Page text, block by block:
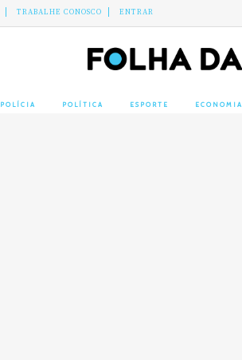
TRABALHE CONOSCO ENTRAR
POLÍCIA POLÍTICA ESPORTE ECONOMIA